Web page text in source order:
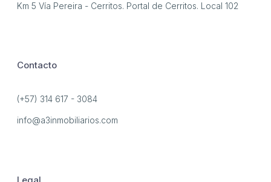
Km 5 Vía Pereira - Cerritos. Portal de Cerritos. Local 102
Contacto
(+57) 314 617 - 3084
info@a3inmobiliarios.com
Legal